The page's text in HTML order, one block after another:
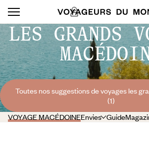
LES GRANDS
Toutes nos suggestions de voyages les
(1)
VOYAGE MACÉDOINEEnvies Guide